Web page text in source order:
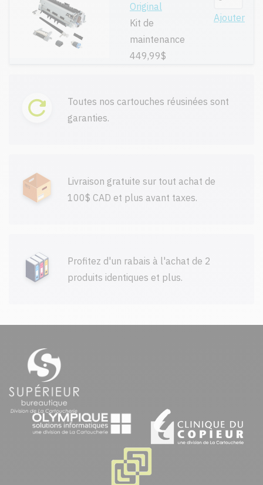
Original
Kit de
maintenance
449,99$
Ajouter
Toutes nos cartouches réusinées sont
garanties.
Livraison gratuite sur tout achat de
100$ CAD et plus avant taxes.
Profitez d'un rabais à l'achat de 2
produits identiques et plus.